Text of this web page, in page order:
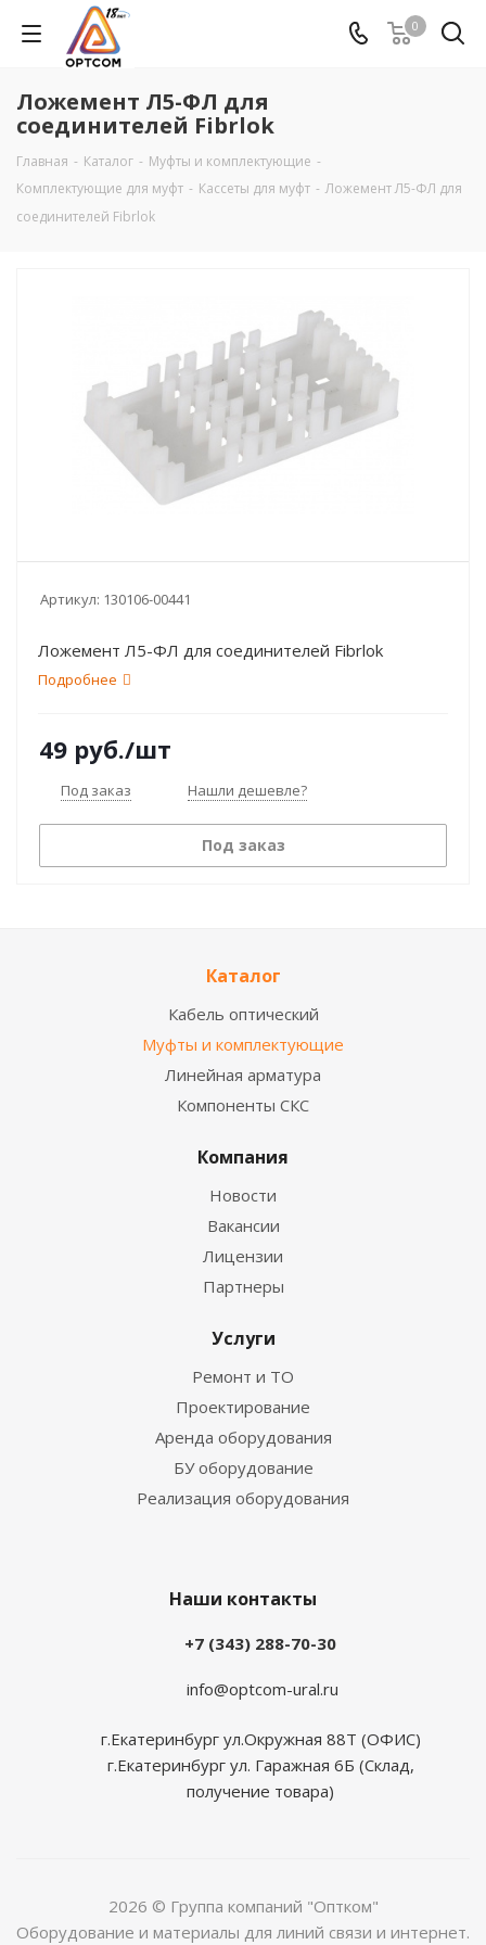
0
Ложемент Л5-ФЛ для
соединителей Fibrlok
Главная - Каталог - Муфты и комплектующие -
Комплектующие для муфт - Кассеты для муфт - Ложемент Л5-ФЛ для
соединителей Fibrlok
Артикул: 130106-00441
Ложемент Л5-ФЛ для соединителей Fibrlok
Подробнее
49 руб./шт
Под заказ Нашли дешевле?
Под заказ
Каталог
Кабель оптический
Муфты и комплектующие
Линейная арматура
Компоненты СКС
Компания
Новости
Вакансии
Лицензии
Партнеры
Услуги
Ремонт и ТО
Проектирование
Аренда оборудования
БУ оборудование
Реализация оборудования
Наши контакты
+7 (343) 288-70-30
info@optcom-ural.ru
г.Екатеринбург ул.Окружная 88Т (ОФИС)
г.Екатеринбург ул. Гаражная 6Б (Склад,
получение товара)
2026 © Группа компаний "Оптком"
Оборудование и материалы для линий связи и интернет.